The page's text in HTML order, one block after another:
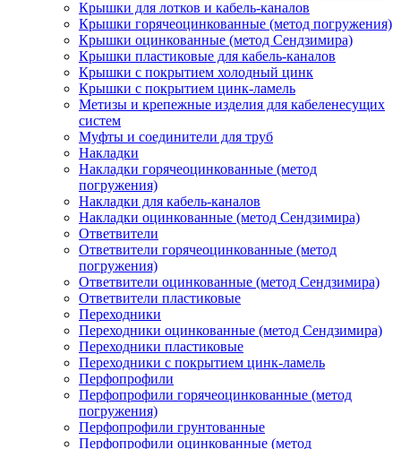
Крышки для лотков и кабель-каналов
Крышки горячеоцинкованные (метод погружения)
Крышки оцинкованные (метод Сендзимира)
Крышки пластиковые для кабель-каналов
Крышки с покрытием холодный цинк
Крышки с покрытием цинк-ламель
Метизы и крепежные изделия для кабеленесущих
систем
Муфты и соединители для труб
Накладки
Накладки горячеоцинкованные (метод
погружения)
Накладки для кабель-каналов
Накладки оцинкованные (метод Сендзимира)
Ответвители
Ответвители горячеоцинкованные (метод
погружения)
Ответвители оцинкованные (метод Сендзимира)
Ответвители пластиковые
Переходники
Переходники оцинкованные (метод Сендзимира)
Переходники пластиковые
Переходники с покрытием цинк-ламель
Перфопрофили
Перфопрофили горячеоцинкованные (метод
погружения)
Перфопрофили грунтованные
Перфопрофили оцинкованные (метод